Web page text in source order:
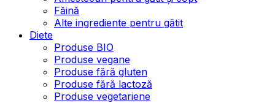
Făină
Alte ingrediente pentru gătit
Diete
Produse BIO
Produse vegane
Produse fără gluten
Produse fără lactoză
Produse vegetariene